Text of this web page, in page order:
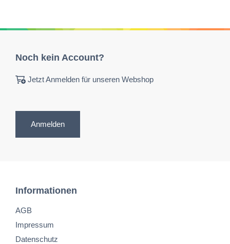
Noch kein Account?
Jetzt Anmelden für unseren Webshop
Anmelden
Informationen
AGB
Impressum
Datenschutz